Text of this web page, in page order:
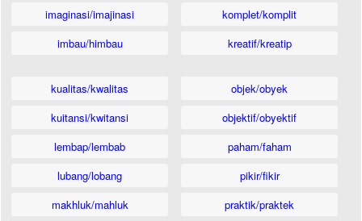
imaginasi/imajinasi
imbau/himbau
komplet/komplit
kreatif/kreatip
kualitas/kwalitas
kuitansi/kwitansi
lembap/lembab
lubang/lobang
makhluk/mahluk
objek/obyek
objektif/obyektif
paham/faham
pikir/fikir
praktik/praktek